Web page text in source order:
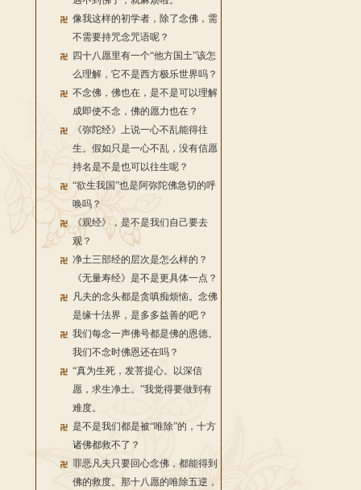
像我这样的初学者，除了念佛，需
不需要持咒念咒语呢？
四十八愿里有一个“他方国土”该怎
么理解，它不是西方极乐世界吗？
不念佛，佛也在，是不是可以理解
成即使不念，佛的愿力也在？
《弥陀经》上说一心不乱能得往
生。假如只是一心不乱，没有信愿
持名是不是也可以往生呢？
“欲生我国”也是阿弥陀佛急切的呼
唤吗？
《观经》，是不是我们自己要去
观？
净土三部经的层次是怎么样的？
《无量寿经》是不是更具体一点？
凡夫的念头都是贪嗔痴烦恼。念佛
是缘十法界，是多多益善的吧？
我们每念一声佛号都是佛的恩德。
我们不念时佛恩还在吗？
“真为生死，发菩提心。以深信
愿，求生净土。”我觉得要做到有
难度。
是不是我们都是被“唯除”的，十方
诸佛都救不了？
罪恶凡夫只要回心念佛，都能得到
佛的救度。那十八愿的唯除五逆，